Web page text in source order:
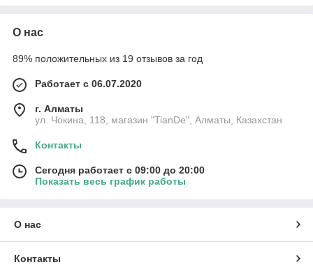
О нас
89% положительных из 19 отзывов за год
Работает с 06.07.2020
г. Алматы
ул. Чокина, 118, магазин "TianDe", Алматы, Казахстан
Контакты
Сегодня работает с 09:00 до 20:00
Показать весь график работы
О нас
Контакты